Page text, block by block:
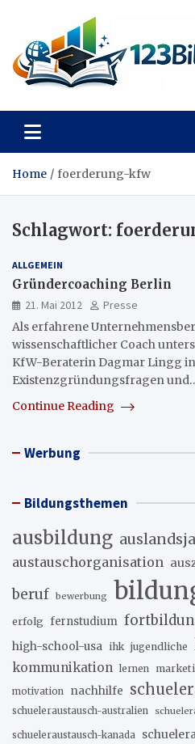
content
123Bildung
Home foerderung-kfw
Schlagwort:
ALLGEMEIN
Gründercoaching Berlin
21. Mai 2012
Presse
Als erfahrene
wissenschaftlicher Coach
KfW-Beraterin Dagmar Lingg in
Existenzgründungsfragen
Continue Reading
Werbung
Bildungsthemen
ausbildung
austauschorganisation
beruf bewerbung
erfolg fernstudium
high-school-usa ihk jugendliche
kommunikation lernen
motivation nachhilfe
schueleraustausch-australien
schueleraustausch-kanada